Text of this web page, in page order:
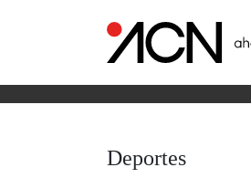
Deportes